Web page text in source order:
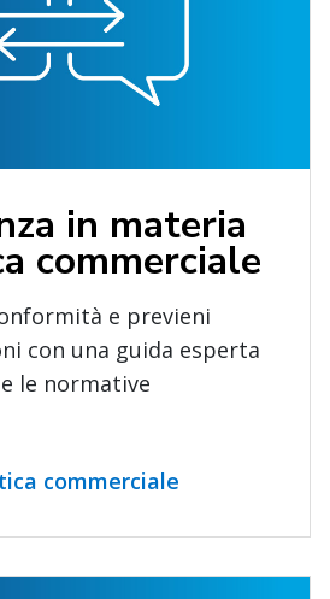
in materia
commerciale
e previeni
con una guida esperta
le normative
commerciale